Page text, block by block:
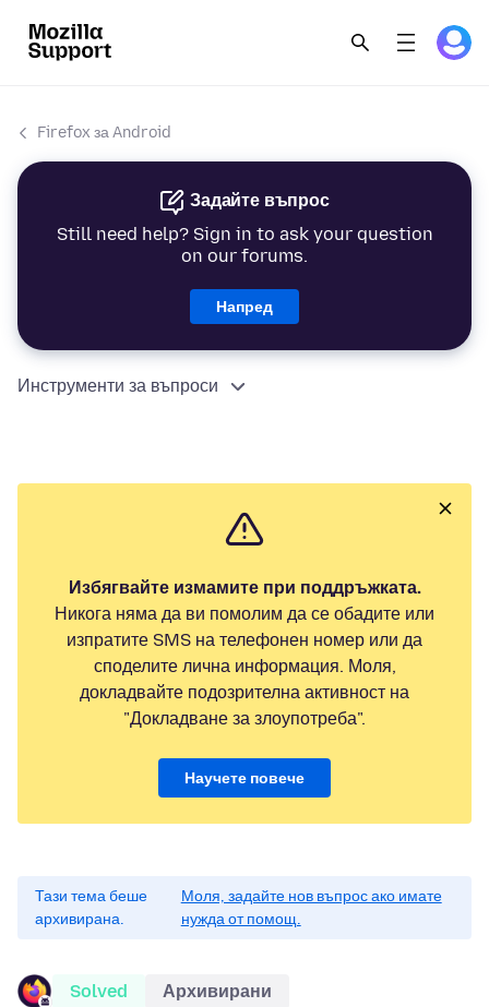
Firefox за Android
Задайте въпрос
Still need help? Sign in to ask your question
on our forums.
Напред
Инструменти за въпроси
Избягвайте измамите при поддръжката.
Никога няма да ви помолим да се обадите или
изпратите SMS на телефонен номер или да
споделите лична информация. Моля,
докладвайте подозрителна активност на
"Докладване за злоупотреба".
Научете повече
Тази тема беше
архивирана.
Моля, задайте нов въпрос ако имате
нужда от помощ.
Solved Архивирани